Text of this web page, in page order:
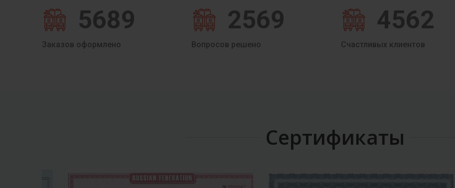
5689
Заказов оформлено
2569
Вопросов решено
4562
Счастливых клиентов
Сертификаты